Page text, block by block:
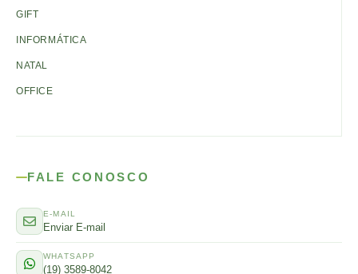
GIFT
INFORMÁTICA
NATAL
OFFICE
FALE CONOSCO
E-MAIL
Enviar E-mail
WHATSAPP
(19) 3589-8042